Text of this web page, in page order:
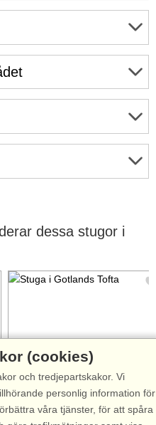
dessa stugor i
Stugnr: 4880
Gotlands Tofta
4 personer, 25 m²
500 m till sjö/hav:.
(cookies)
och tredjepartskakor. Vi
personlig information för
våra tjänster, för att spåra